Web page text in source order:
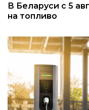
В Беларуси с 5
на топливо